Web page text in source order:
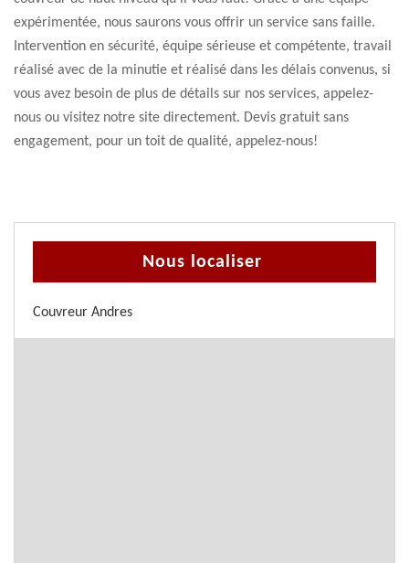
expérimentée, nous saurons vous offrir un service sans faille.
Intervention en sécurité, équipe sérieuse et compétente, travail
réalisé avec de la minutie et réalisé dans les délais convenus, si
vous avez besoin de plus de détails sur nos services, appelez-
nous ou visitez notre site directement. Devis gratuit sans
engagement, pour un toit de qualité, appelez-nous!
Nous localiser
Couvreur Andres